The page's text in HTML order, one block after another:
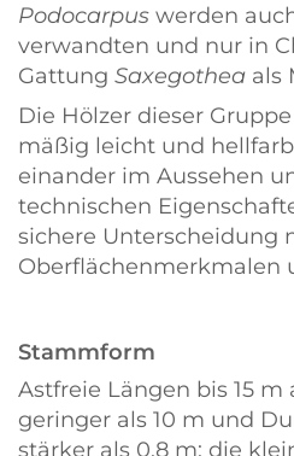
Podocarpus werden
verwandten und nur in
Gattung Saxegothea als
Die Hölzer dieser
mäßig leicht und
einander im Aussehen
technischen
sichere Unterscheidung
Oberflächenmerkmalen
Stammform
Astfreie Längen bis 15 m
geringer als 10 m und
stärker als 0,8 m; die